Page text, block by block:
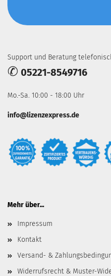
Support und Beratung
✆ 05221-8549716
Mo.-Sa. 10:00 - 18:00 Uhr
info@lizenzexpress.de
Mehr über...
Impressum
Kontakt
Versand- &
Widerrufsrecht & Muster-